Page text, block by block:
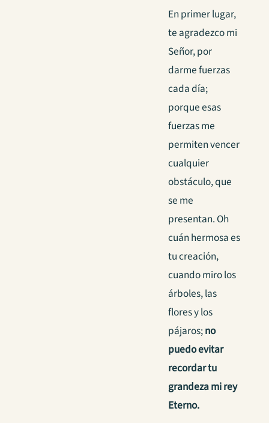
En primer lugar,
te agradezco mi
Señor, por
darme fuerzas
cada día;
porque esas
fuerzas me
permiten vencer
cualquier
obstáculo, que
se me
presentan. Oh
cuán hermosa es
tu creación,
cuando miro los
árboles, las
flores y los
pájaros;no
puedo evitar
recordar tu
grandeza mi rey
Eterno.